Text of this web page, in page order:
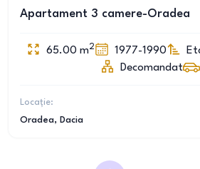
Apartament 3 camere-Oradea
65.00 m2 1977-1990
Decomandat
Locație:
Oradea, Dacia